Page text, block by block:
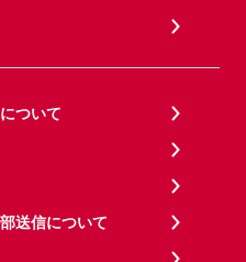
ついて
送信について